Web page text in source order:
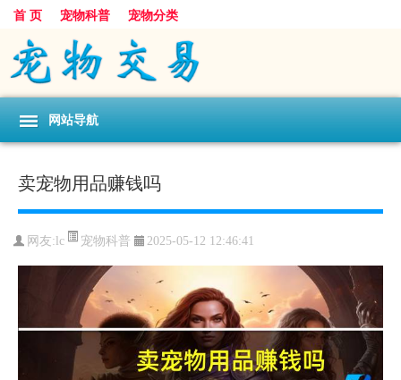
首 页 宠物科普 宠物分类
网站导航
卖宠物用品赚钱吗
网友:lc 宠物科普 2025-05-12 12:46:41